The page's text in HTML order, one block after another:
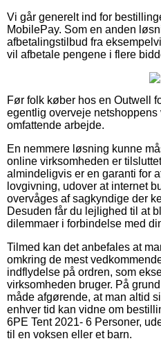
Vi går generelt ind for
MobilePay. Som en anden
afbetalingstilbud fra
vil afbetale pengene i flere
Før folk køber hos en Outwell
egentlig overveje netshoppens
omfattende arbejde.
En nemmere løsning kunne
online virksomheden er
almindeligvis er en garanti for
lovgivning, udover at internet
overvåges af sagkyndige der
Desuden får du lejlighed til at
dilemmaer i forbindelse med
Tilmed kan det anbefales at
omkring de mest
indflydelse på ordren, som
virksomheden bruger. På
måde afgørende, at man altid
enhver tid kan vidne om
6PE Tent 2021- 6 Personer,
til en voksen eller et barn.